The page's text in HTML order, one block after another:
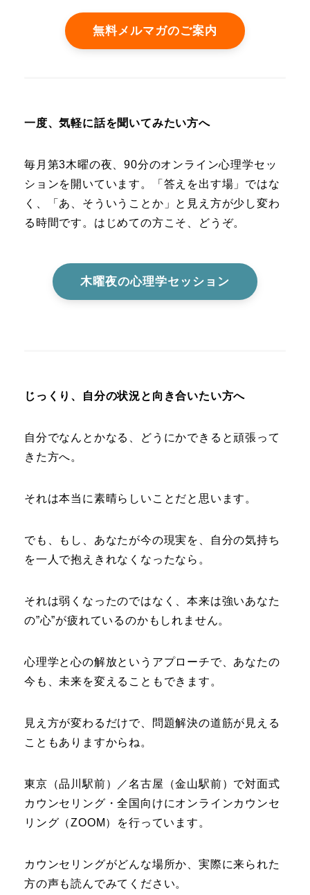
無料メルマガのご案内
一度、気軽に話を聞いてみたい方へ
毎月第3木曜の夜、90分のオンライン心理学セッ
ションを開いています。「答えを出す場」ではな
く、「あ、そういうことか」と見え方が少し変わ
る時間です。はじめての方こそ、どうぞ。
木曜夜の心理学セッション
じっくり、自分の状況と向き合いたい方へ
自分でなんとかなる、どうにかできると頑張って
きた方へ。
それは本当に素晴らしいことだと思います。
でも、もし、あなたが今の現実を、自分の気持ち
を一人で抱えきれなくなったなら。
それは弱くなったのではなく、本来は強いあなた
の”心”が疲れているのかもしれません。
心理学と心の解放というアプローチで、あなたの
今も、未来を変えることもできます。
見え方が変わるだけで、問題解決の道筋が見える
こともありますからね。
東京（品川駅前）／名古屋（金山駅前）で対面式
カウンセリング・全国向けにオンラインカウンセ
リング（ZOOM）を行っています。
カウンセリングがどんな場所か、実際に来られた
方の声も読んでみてください。